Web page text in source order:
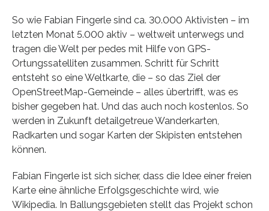
So wie Fabian Fingerle sind ca. 30.000 Aktivisten – im
letzten Monat 5.000 aktiv – weltweit unterwegs und
tragen die Welt per pedes mit Hilfe von GPS-
Ortungssatelliten zusammen. Schritt für Schritt
entsteht so eine Weltkarte, die – so das Ziel der
OpenStreetMap-Gemeinde – alles übertrifft, was es
bisher gegeben hat. Und das auch noch kostenlos. So
werden in Zukunft detailgetreue Wanderkarten,
Radkarten und sogar Karten der Skipisten entstehen
können.
Fabian Fingerle ist sich sicher, dass die Idee einer freien
Karte eine ähnliche Erfolgsgeschichte wird, wie
Wikipedia. In Ballungsgebieten stellt das Projekt schon